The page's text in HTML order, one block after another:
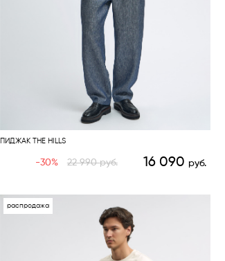
ПИДЖАК THE HILLS
-30% 22 990руб. 16 090 руб.
распродажа